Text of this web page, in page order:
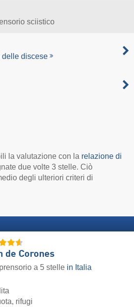
sciistico
delle discese
la valutazione con la relazione di
due volte 3 stelle. Ciò
degli ulteriori criteri di
de Corones
a 5 stelle in Italia
rifugi